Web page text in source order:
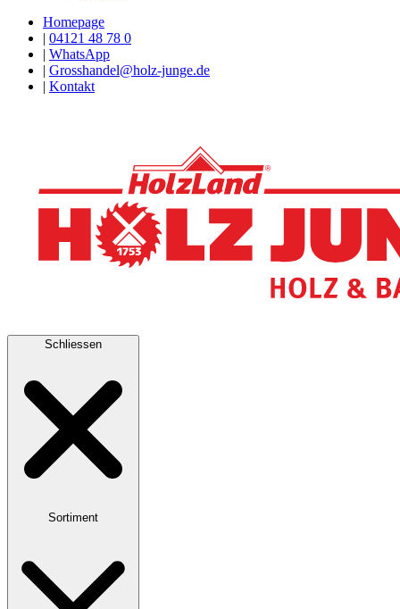
Homepage
| 04121 48 78 0
| WhatsApp
| Grosshandel@holz-junge.de
| Kontakt
Schliessen
Sortiment